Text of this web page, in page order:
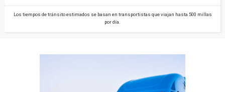
Los tiempos de tránsito estimados se basan en transportistas que viajan hasta 500 millas
por día.